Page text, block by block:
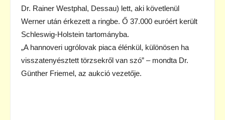
Dr. Rainer Westphal, Dessau) lett, aki követlenül
Werner után érkezett a ringbe. Ő 37.000 euróért került
Schleswig-Holstein tartományba.
„A hannoveri ugrólovak piaca élénkül, különösen ha
visszatenyésztett törzsekről van szó” – mondta Dr.
Günther Friemel, az aukció vezetője.